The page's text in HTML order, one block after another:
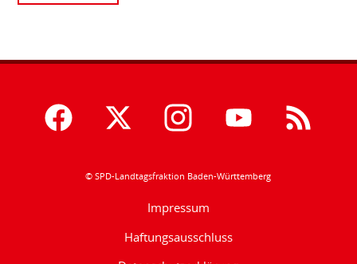
© SPD-Landtagsfraktion Baden-Württemberg
Impressum
Haftungsausschluss